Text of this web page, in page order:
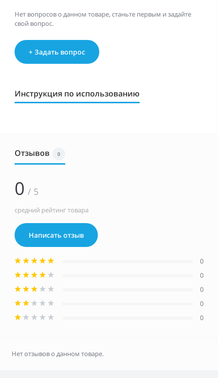
Нет вопросов о данном товаре, станьте первым и задайте
свой вопрос.
+ Задать вопрос
Инструкция по использованию
Отзывов 0
0 / 5
средний рейтинг товара
Написать отзыв
0
0
0
0
0
Нет отзывов о данном товаре.